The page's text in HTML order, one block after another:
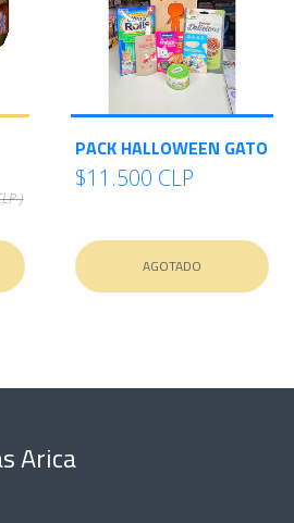
)
PACK HALLOWEEN GATO
$11.500 CLP
AGOTADO
Arica